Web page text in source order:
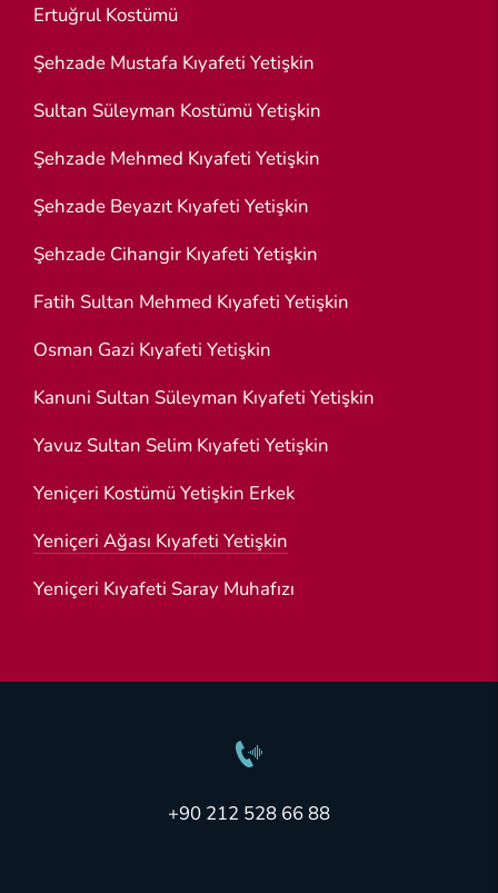
Ertuğrul Kostümü
Şehzade Mustafa Kıyafeti Yetişkin
Sultan Süleyman Kostümü Yetişkin
Şehzade Mehmed Kıyafeti Yetişkin
Şehzade Beyazıt Kıyafeti Yetişkin
Şehzade Cihangir Kıyafeti Yetişkin
Fatih Sultan Mehmed Kıyafeti Yetişkin
Osman Gazi Kıyafeti Yetişkin
Kanuni Sultan Süleyman Kıyafeti Yetişkin
Yavuz Sultan Selim Kıyafeti Yetişkin
Yeniçeri Kostümü Yetişkin Erkek
Yeniçeri Ağası Kıyafeti Yetişkin
Yeniçeri Kıyafeti Saray Muhafızı
+90 212 528 66 88